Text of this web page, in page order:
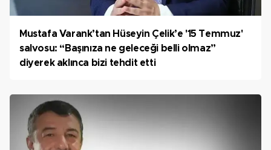
Mustafa Varank’tan Hüseyin Çelik’e '15 Temmuz'
salvosu: “Başınıza ne geleceği belli olmaz”
diyerek aklınca bizi tehdit etti